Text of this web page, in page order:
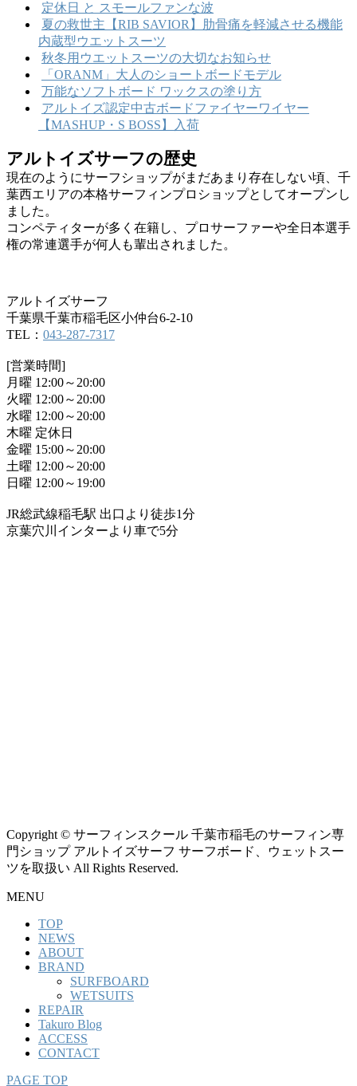
定休日 と スモールファンな波
夏の救世主【RIB SAVIOR】肋骨痛を軽減させる機能
内蔵型ウエットスーツ
秋冬用ウエットスーツの大切なお知らせ
「ORANM」大人のショートボードモデル
万能なソフトボード ワックスの塗り方
アルトイズ認定中古ボードファイヤーワイヤー
【MASHUP・S BOSS】入荷
アルトイズサーフの歴史
現在のようにサーフショップがまだあまり存在しない頃、千
葉西エリアの本格サーフィンプロショップとしてオープンし
ました。
コンペティターが多く在籍し、プロサーファーや全日本選手
権の常連選手が何人も輩出されました。
アルトイズサーフ
千葉県千葉市稲毛区小仲台6-2-10
TEL： 043-287-7317
[営業時間]
月曜 12:00～20:00
火曜 12:00～20:00
水曜 12:00～20:00
木曜 定休日
金曜 15:00～20:00
土曜 12:00～20:00
日曜 12:00～19:00
JR総武線稲毛駅 出口より徒歩1分
京葉穴川インターより車で5分
Copyright © サーフィンスクール 千葉市稲毛のサーフィン専
門ショップ アルトイズサーフ サーフボード、ウェットスー
ツを取扱い All Rights Reserved.
MENU
TOP
NEWS
ABOUT
BRAND
SURFBOARD
WETSUITS
REPAIR
Takuro Blog
ACCESS
CONTACT
PAGE TOP